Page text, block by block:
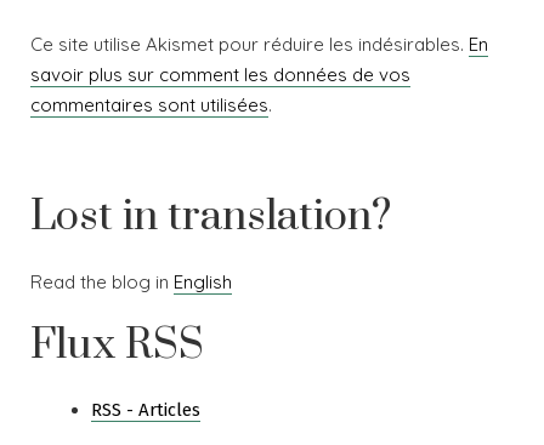
Ce site utilise Akismet pour réduire les indésirables. En
savoir plus sur comment les données de vos
commentaires sont utilisées.
Lost in translation?
Read the blog in English
Flux RSS
RSS - Articles